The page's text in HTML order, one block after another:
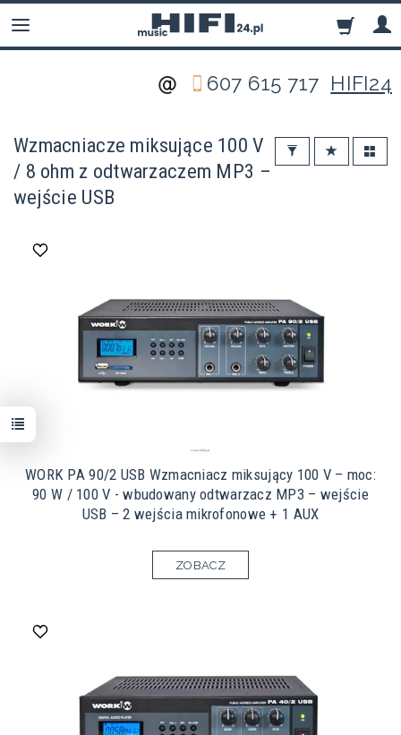
607 615 717 HIFI24
Wzmacniacze miksujące 100 V
/ 8 ohm z odtwarzaczem MP3 –
wejście USB
WORK PA 90/2 USB Wzmacniacz miksujący 100 V – moc:
90 W / 100 V - wbudowany odtwarzacz MP3 – wejście
USB – 2 wejścia mikrofonowe + 1 AUX
ZOBACZ